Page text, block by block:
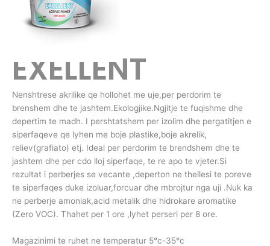
EXELLENT
Nenshtrese akrilike qe hollohet me uje,per perdorim te
brenshem dhe te jashtem.Ekologjike.Ngjitje te fuqishme dhe
depertim te madh. I pershtatshem per izolim dhe pergatitjen e
siperfaqeve qe lyhen me boje plastike,boje akrelik,
reliev(grafiato) etj. Ideal per perdorim te brendshem dhe te
jashtem dhe per cdo lloj siperfaqe, te re apo te vjeter.Si
rezultat i perberjes se vecante ,deperton ne thellesi te poreve
te siperfaqes duke izoluar,forcuar dhe mbrojtur nga uji .Nuk ka
ne perberje amoniak,acid metalik dhe hidrokare aromatike
(Zero VOC). Thahet per 1 ore ,lyhet perseri per 8 ore.
Magazinimi te ruhet ne temperatur 5°c-35°c